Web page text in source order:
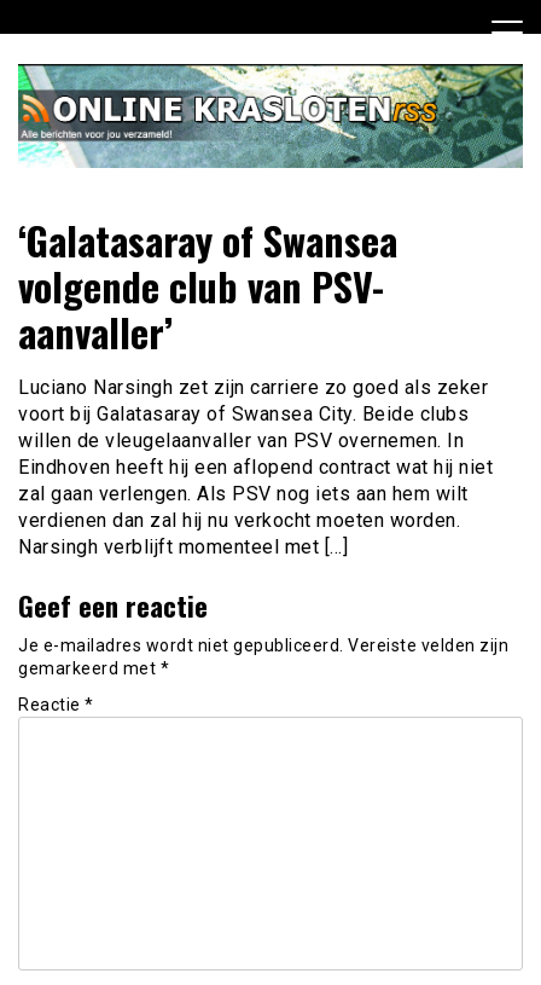
naar
inhoud
Online Krasloten RSS
jou verzameld
‘Galatasaray of Swansea
volgende club van PSV-
aanvaller’
Luciano Narsingh zet zijn carriere zo goed als zeker
voort bij Galatasaray of Swansea City. Beide clubs
willen de vleugelaanvaller van PSV overnemen. In
Eindhoven heeft hij een aflopend contract wat hij niet
zal gaan verlengen. Als PSV nog iets aan hem wilt
verdienen dan zal hij nu verkocht moeten worden.
Narsingh verblijft momenteel met […]
Geef een reactie
Je e-mailadres wordt niet gepubliceerd. Vereiste velden zijn
gemarkeerd met *
Reactie *